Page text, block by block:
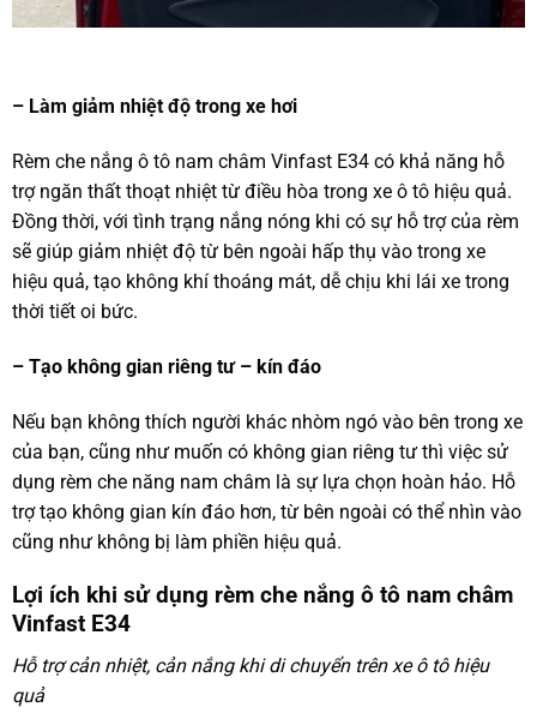
– Làm giảm nhiệt độ trong xe hơi
Rèm che nắng ô tô nam châm Vinfast E34 có khả năng hỗ
trợ ngăn thất thoạt nhiệt từ điều hòa trong xe ô tô hiệu quả.
Đồng thời, với tình trạng nắng nóng khi có sự hỗ trợ của rèm
sẽ giúp giảm nhiệt độ từ bên ngoài hấp thụ vào trong xe
hiệu quả, tạo không khí thoáng mát, dễ chịu khi lái xe trong
thời tiết oi bức.
– Tạo không gian riêng tư – kín đáo
Nếu bạn không thích người khác nhòm ngó vào bên trong xe
của bạn, cũng như muốn có không gian riêng tư thì việc sử
dụng rèm che năng nam châm là sự lựa chọn hoàn hảo. Hỗ
trợ tạo không gian kín đáo hơn, từ bên ngoài có thể nhìn vào
cũng như không bị làm phiền hiệu quả.
Lợi ích khi sử dụng rèm che nắng ô tô nam châm
Vinfast E34
Hỗ trợ cản nhiệt, cản nắng khi di chuyển trên xe ô tô hiệu
quả